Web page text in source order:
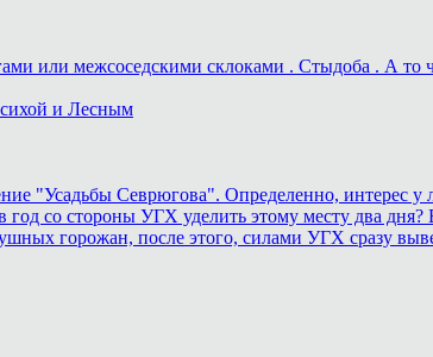
или межсоседскими склоками . Стыдоба . А то
и Лесным
"Усадьбы Севрюгова". Определенно, интерес у
со стороны УГХ уделить этому месту два дня?
горожан, после этого, силами УГХ сразу